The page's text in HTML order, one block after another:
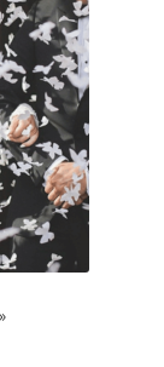
elegir
en
la
página
de
producto